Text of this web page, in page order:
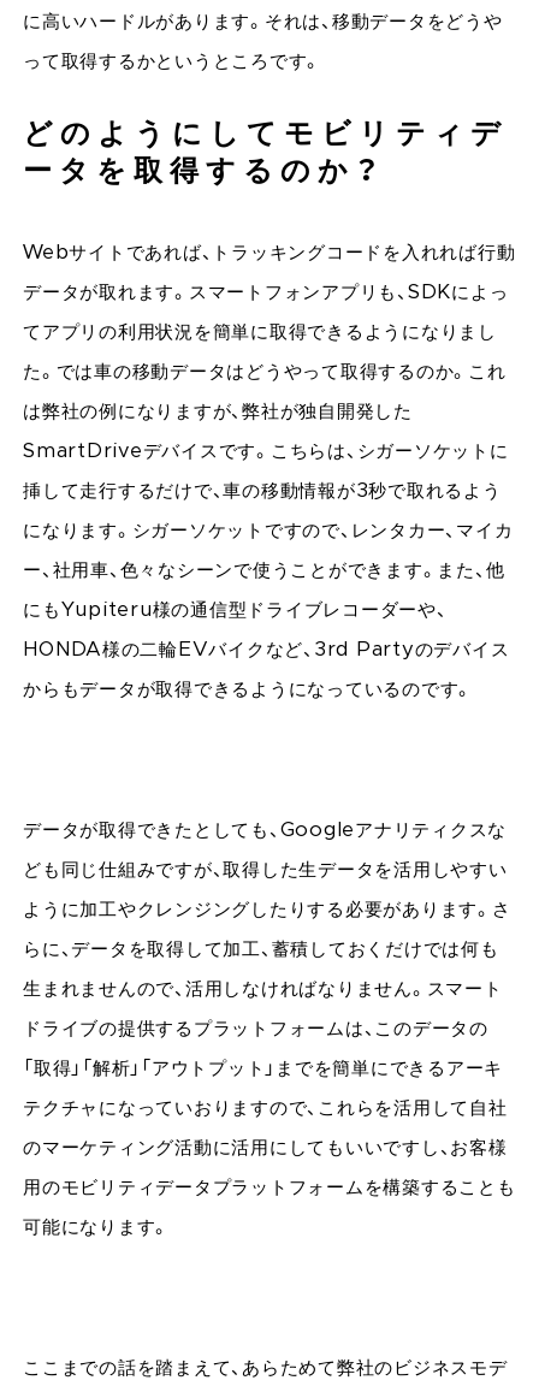
に高いハードルがあります。それは、移動データをどうや
って取得するかというところです。
どのようにしてモビリティデ
ータを取得するのか？
Webサイトであれば、トラッキングコードを入れれば行動
データが取れます。スマートフォンアプリも、SDKによっ
てアプリの利用状況を簡単に取得できるようになりまし
た。では車の移動データはどうやって取得するのか。これ
は弊社の例になりますが、弊社が独自開発した
SmartDriveデバイスです。こちらは、シガーソケットに
挿して走行するだけで、車の移動情報が3秒で取れるよう
になります。シガーソケットですので、レンタカー、マイカ
ー、社用車、色々なシーンで使うことができます。また、他
にもYupiteru様の通信型ドライブレコーダーや、
HONDA様の二輪EVバイクなど、3rd Partyのデバイス
からもデータが取得できるようになっているのです。
データが取得できたとしても、Googleアナリティクスな
ども同じ仕組みですが、取得した生データを活用しやすい
ように加工やクレンジングしたりする必要があります。さ
らに、データを取得して加工、蓄積しておくだけでは何も
生まれませんので、活用しなければなりません。スマート
ドライブの提供するプラットフォームは、このデータの
「取得」「解析」「アウトプット」までを簡単にできるアーキ
テクチャになっていおりますので、これらを活用して自社
のマーケティング活動に活用にしてもいいですし、お客様
用のモビリティデータプラットフォームを構築することも
可能になります。
ここまでの話を踏まえて、あらためて弊社のビジネスモデ